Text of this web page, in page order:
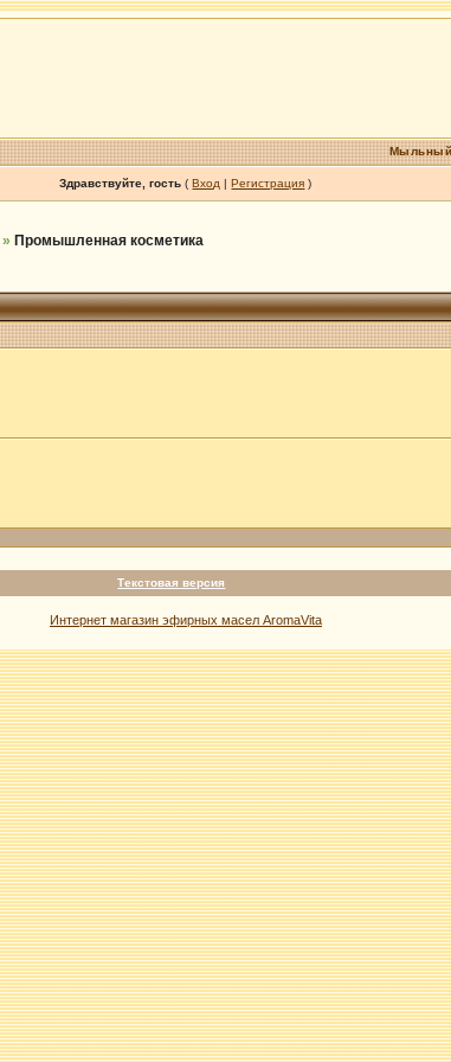
Мыльный
Здравствуйте, гость (Вход |Регистрация )
» Промышленная косметика
Текстовая версия
Интернет магазин эфирных масел AromaVita